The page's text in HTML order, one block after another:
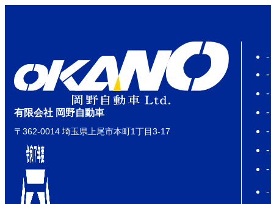
有限会社 岡野自動車
〒362-0014 埼玉県上尾市本町1丁目3-17